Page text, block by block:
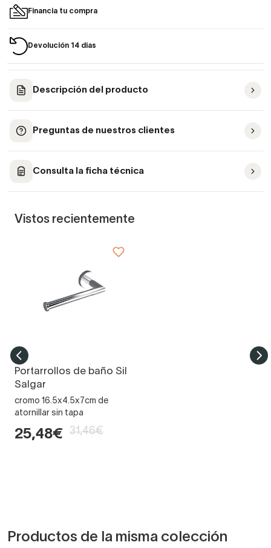
Financia tu compra
Devolución 14 días
Descripción del producto
Preguntas de nuestros clientes
Consulta la ficha técnica
Vistos recientemente
Portarrollos de baño Sil
Salgar
cromo 16.5x4.5x7cm de
atornillar sin tapa
25,48€ 31,46€
Productos de la misma colección